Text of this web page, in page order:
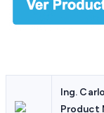
Ing.
Product